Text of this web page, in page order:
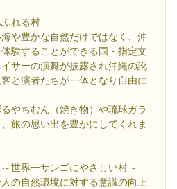
れる村
や豊かな自然だけではなく、沖
験することができる国・指定文
サーの演舞が披露され沖縄の訛
と演者たちが一体となり自由に
やちむん（焼き物）や琉球ガラ
旅の思い出を豊かにしてくれま
世界一サンゴにやさしい村～
の自然環境に対する意識の向上